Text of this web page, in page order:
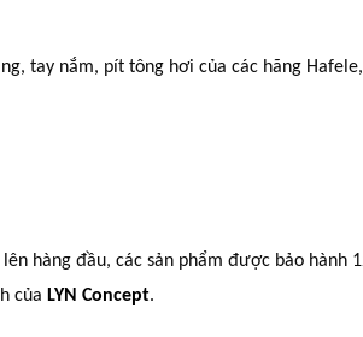
tay nắm, pít tông hơi của các hãng Hafele,
hàng đầu, các sản phẩm được bảo hành
của LYN Concept.